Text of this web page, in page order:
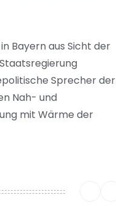
Bayern aus Sicht der
Sprecher der
Nah- und
mit Wärme der